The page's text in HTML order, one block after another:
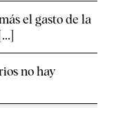
el gasto de la
no hay